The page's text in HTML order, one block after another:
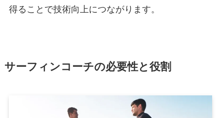
得ることで技術向上につながります。
サーフィンコーチの必要性と役割